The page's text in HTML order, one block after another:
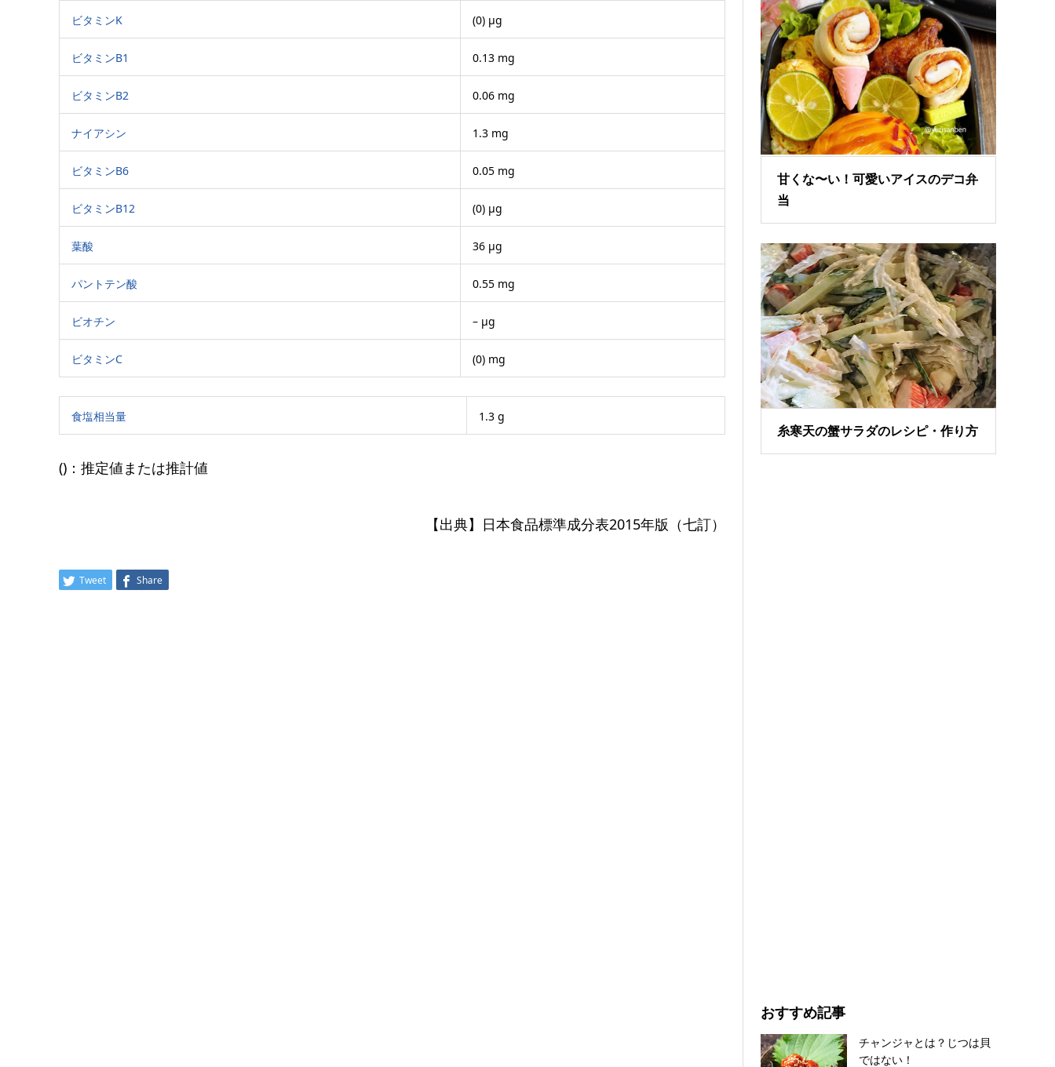
ビタミンK (0) μg
ビタミンB1 0.13 mg
ビタミンB2 0.06 mg
ナイアシン 1.3 mg
ビタミンB6 0.05 mg
ビタミンB12 (0) μg
葉酸 36 μg
パントテン酸 0.55 mg
ビオチン – μg
ビタミンC (0) mg
食塩相当量 1.3 g
()：推定値または推計値
【出典】日本食品標準成分表2015年版（七訂）
Tweet Share
甘くな〜い！可愛いアイスのデコ弁
当
糸寒天の蟹サラダのレシピ・作り方
おすすめ記事
チャンジャとは？じつは貝
ではない！